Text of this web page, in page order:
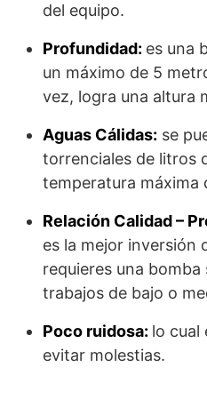
del equipo.
Profundidad: es una
un máximo de 5
vez, logra una altura
Aguas Cálidas: se
torrenciales de litros
temperatura máxima
Relación Calidad –
es la mejor inversión
requieres una bomba
trabajos de bajo o
Poco ruidosa: lo cual
evitar molestias.